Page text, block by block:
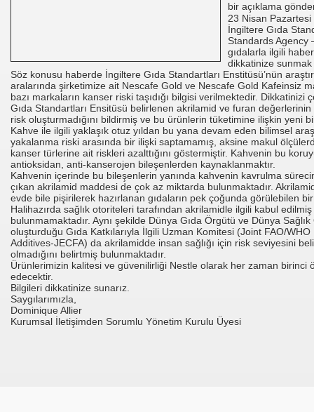
bir açıklama
23 Nisan
İngiltere Gıda
Standards Agency
gıdalarla ilgili
dikkatinize
Söz konusu haberde İngiltere Gıda Standartları Enstitüsü’nün
aralarında şirketimize ait Nescafe Gold ve Nescafe Gold Kafeinsiz
bazı markaların kanser riski taşıdığı bilgisi verilmektedir. Dikkatinizi
Gıda Standartları Ensitüsü belirlenen akrilamid ve furan değerlerinin
risk oluşturmadığını bildirmiş ve bu ürünlerin tüketimine ilişkin yeni
Kahve ile ilgili yaklaşık otuz yıldan bu yana devam eden bilimsel
yakalanma riski arasında bir ilişki saptamamış, aksine makul
kanser türlerine ait riskleri azalttığını göstermiştir. Kahvenin bu
antioksidan, anti-kanserojen bileşenlerden kaynaklanmaktır.
Kahvenin içerinde bu bileşenlerin yanında kahvenin kavrulma
çıkan akrilamid maddesi de çok az miktarda bulunmaktadır.
evde bile pişirilerek hazırlanan gıdaların pek çoğunda görülebilen
Halihazırda sağlık otoriteleri tarafından akrilamidle ilgili kabul
bulunmamaktadır. Aynı şekilde Dünya Gıda Örgütü ve Dünya
oluşturduğu Gıda Katkılarıyla İlgili Uzman Komitesi (Joint FAO/
Additives-JECFA) da akrilamidde insan sağlığı için risk seviyesini
olmadığını belirtmiş bulunmaktadır.
Ürünlerimizin kalitesi ve güvenilirliği Nestle olarak her zaman birinci
edecektir.
Bilgileri dikkatinize sunarız.
Saygılarımızla,
Dominique Allier
Kurumsal İletişimden Sorumlu Yönetim Kurulu Üyesi
4,3 YTL